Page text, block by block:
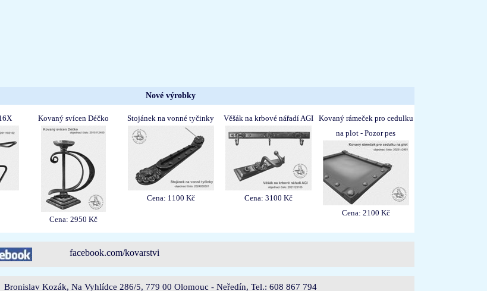
Nové výrobky
Kovaný svícen Déčko
Cena: 2950 Kč
Stojánek na vonné tyčinky
Cena: 1100 Kč
Věšák na krbové nářadí AGI
Cena: 3100 Kč
Kovaný rámeček pro cedulku
na plot - Pozor pes
Cena: 2100 Kč
facebook.com/kovarstvi
Bronislav Kozák, Na Vyhlídce 286/5, 779 00 Olomouc - Neředín, Tel.: 608 867 794